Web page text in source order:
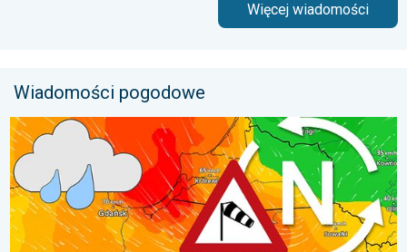
Więcej wiadomości
Wiadomości pogodowe
Sztorm, ochłodzenie, wysokie fale, cofka. Niż nad Bałtykiem.